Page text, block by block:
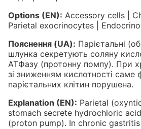
Options (EN): Accessory cells |
Parietal exocrinocytes |
Пояснення (UA): Парієтальні
шлунка секретують соляну
АТФазу (протонну помпу). При
зі зниженням кислотності саме
парієтальних клітин порушена.
Explanation (EN): Parietal
stomach secrete hydrochloric
(proton pump). In chronic